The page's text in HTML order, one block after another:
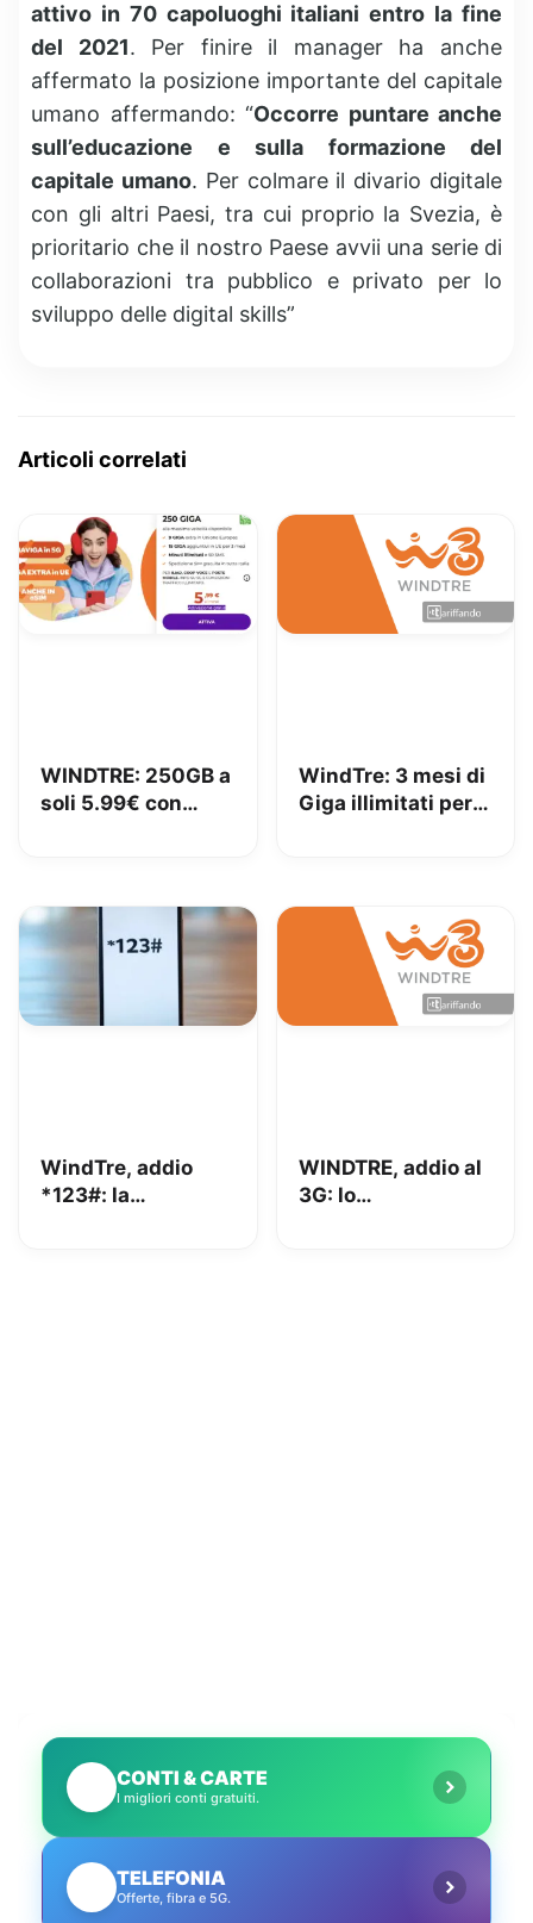
attivo in 70 capoluoghi italiani entro la fine
del 2021. Per finire il manager ha anche
affermato la posizione importante del capitale
umano affermando: “Occorre puntare anche
sull’educazione e sulla formazione del
capitale umano. Per colmare il divario digitale
con gli altri Paesi, tra cui proprio la Svezia, è
prioritario che il nostro Paese avvii una serie di
collaborazioni tra pubblico e privato per lo
sviluppo delle digital skills”
Articoli correlati
WINDTRE: 250GB a
soli 5.99€ con
WindTre: 3 mesi di
Giga illimitati per
WindTre, addio
*123#: la
WINDTRE, addio al
3G: lo
CONTI & CARTE
I migliori conti gratuiti.
TELEFONIA
Offerte, fibra e 5G.